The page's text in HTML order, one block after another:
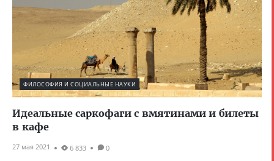
ФИЛОСОФИЯ И СОЦИАЛЬНЫЕ НАУКИ
Идеальные саркофаги с вмятинами и билеты
в кафе
27 мая 2021 6 833 0